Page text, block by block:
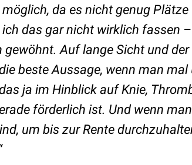
da es nicht genug
das gar nicht wirklich fassen
Auf lange Sicht und
beste Aussage, wenn man mal
ja im Hinblick auf Knie,
förderlich ist. Und wenn
um bis zur Rente